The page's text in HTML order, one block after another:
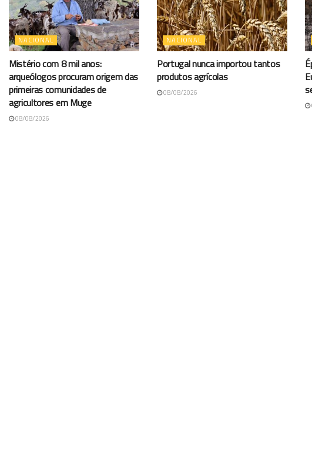
NACIONAL
Mistério com 8 mil anos:
arqueólogos procuram origem das
primeiras comunidades de
agricultores em Muge
08/08/2026
NACIONAL
Portugal nunca importou tantos
produtos agrícolas
08/08/2026